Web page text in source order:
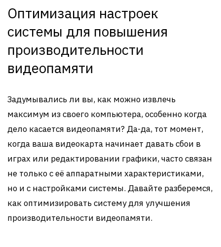
Оптимизация настроек
системы для повышения
производительности
видеопамяти
Задумывались ли вы, как можно извлечь
максимум из своего компьютера, особенно когда
дело касается видеопамяти? Да-да, тот момент,
когда ваша видеокарта начинает давать сбои в
играх или редактировании графики, часто связан
не только с её аппаратными характеристиками,
но и с настройками системы. Давайте разберемся,
как оптимизировать систему для улучшения
производительности видеопамяти.